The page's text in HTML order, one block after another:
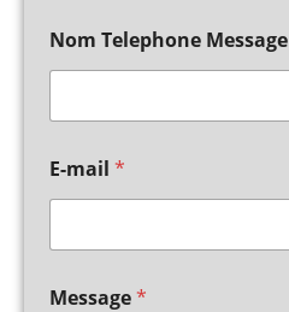
Nom Telephone Message
E-mail *
Message*